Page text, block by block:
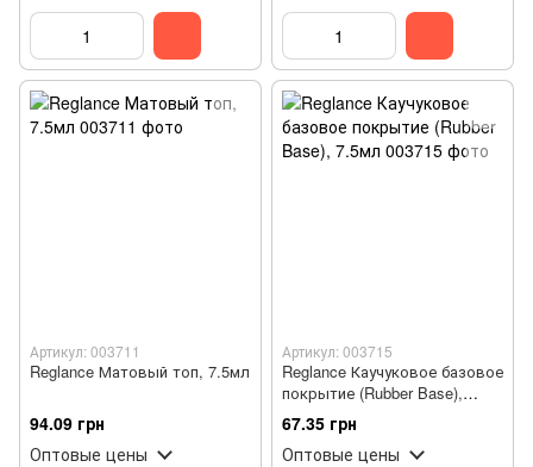
Артикул: 003711
Reglance Матовый топ, 7.5мл
94.09 грн
Оптовые цены
Артикул: 003715
Reglance Каучуковое базовое
покрытие (Rubber Base),
7.5мл
67.35 грн
Оптовые цены